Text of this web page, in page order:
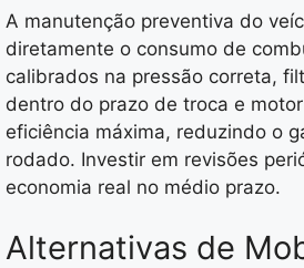
A manutenção preventiva do
diretamente o consumo de
calibrados na pressão correta,
dentro do prazo de troca e
eficiência máxima, reduzindo o
rodado. Investir em revisões
economia real no médio prazo.
Alternativas de